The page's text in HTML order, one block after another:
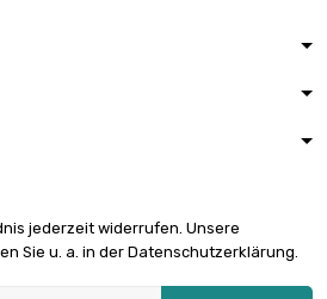
jederzeit widerrufen. Unsere
Sie u. a. in der Datenschutzerklärung.